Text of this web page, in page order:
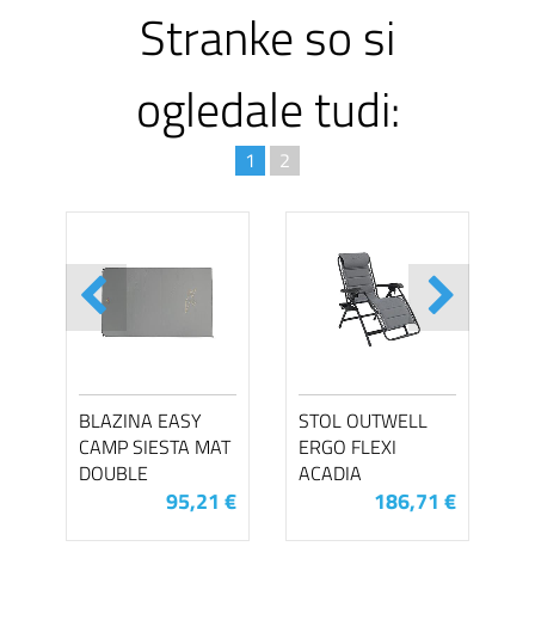
Stranke so si
ogledale tudi:
1 2
BLAZINA EASY
CAMP SIESTA MAT
DOUBLE
95,21 €
STOL OUTWELL
ERGO FLEXI
ACADIA
186,71 €